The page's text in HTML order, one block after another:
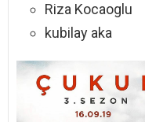
Riza Kocaoglu
kubilay aka